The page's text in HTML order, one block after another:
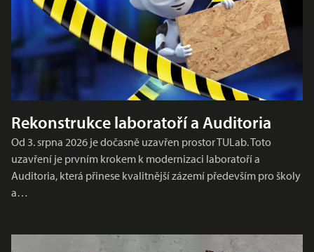
Rekonstrukce laboratoří a Auditoria
Od 3. srpna 2026 je dočasně uzavřen prostor TULab. Toto
uzavření je prvním krokem k modernizaci laboratoří a
Auditoria, která přinese kvalitnější zázemí především pro školy
a…